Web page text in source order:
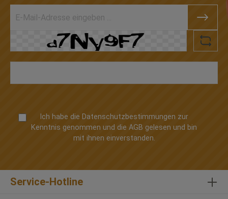
Ich habe die Datenschutzbestimmungen zur
Kenntnis genommen und die AGB gelesen und bin
mit ihnen einverstanden.
Service-Hotline